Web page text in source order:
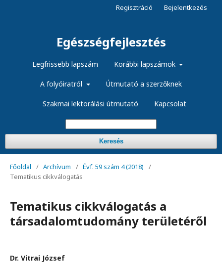
Egészségfejlesztés
Legfrissebb lapszám Korábbi lapszámok
A folyóiratról Útmutató a szerzőknek
Szakmai lektorálási útmutató Kapcsolat
Keresés
Regisztráció Bejelentkezés
Főoldal / Archívum / Évf. 59 szám 4 (2018)
/
Tematikus cikkválogatás
Tematikus cikkválogatás a
társadalomtudomány területéről
Dr. Vitrai József